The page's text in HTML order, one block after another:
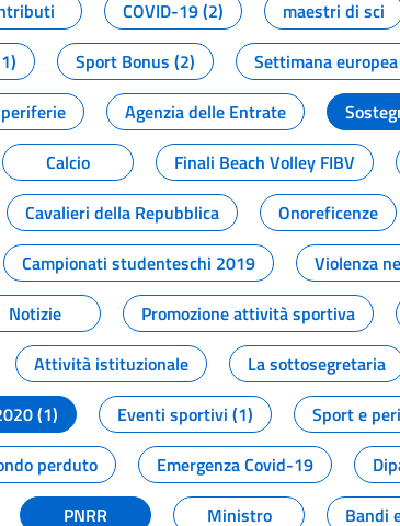
COVID-19 (2) maestri di sci
Sport Bonus (2) Settimana
Agenzia delle Entrate
Calcio Finali Beach Volley FIBV
Cavalieri della Repubblica Onoreficenze
Campionati studenteschi 2019
Violenza
Notizie Promozione attività sportiva
Attività istituzionale La sottosegretaria
(1) Eventi sportivi (1)
Sport e
perduto Emergenza Covid-19
PNRR Ministro Bandi